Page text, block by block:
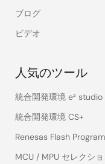
ブログ
ビデオ
人気のツール
統合開発環境 e² studio
統合開発環境 CS+
Renesas Flash
MCU / MPU セレクシ